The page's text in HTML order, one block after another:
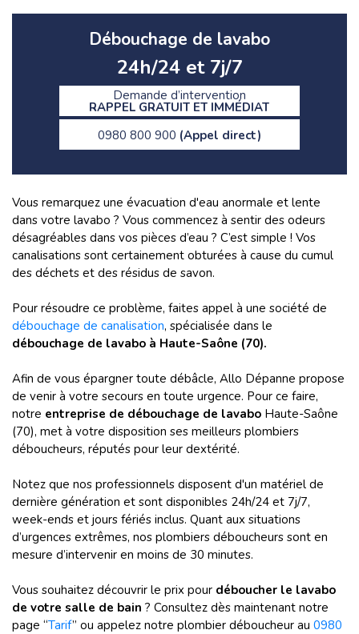
Débouchage de lavabo
24h/24 et 7j/7
Demande d’intervention
RAPPEL GRATUIT ET IMMÉDIAT
0980 800 900 (Appel direct)
Vous remarquez une évacuation d'eau anormale et lente
dans votre lavabo ? Vous commencez à sentir des odeurs
désagréables dans vos pièces d’eau ? C’est simple ! Vos
canalisations sont certainement obturées à cause du cumul
des déchets et des résidus de savon.
Pour résoudre ce problème, faites appel à une société de
débouchage de canalisation, spécialisée dans le
débouchage de lavabo à Haute-Saône (70).
Afin de vous épargner toute débâcle, Allo Dépanne propose
de venir à votre secours en toute urgence. Pour ce faire,
notre entreprise de débouchage de lavabo Haute-Saône
(70), met à votre disposition ses meilleurs plombiers
déboucheurs, réputés pour leur dextérité.
Notez que nos professionnels disposent d'un matériel de
dernière génération et sont disponibles 24h/24 et 7j/7,
week-ends et jours fériés inclus. Quant aux situations
d’urgences extrêmes, nos plombiers déboucheurs sont en
mesure d’intervenir en moins de 30 minutes.
Vous souhaitez découvrir le prix pour déboucher le lavabo
de votre salle de bain ? Consultez dès maintenant notre
page “Tarif” ou appelez notre plombier déboucheur au 0980